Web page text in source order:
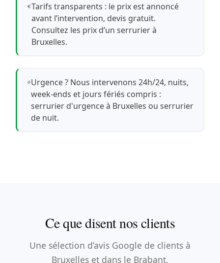
Tarifs transparents : le prix est annoncé
avant l’intervention, devis gratuit.
Consultez les prix d’un serrurier à
Bruxelles.
Urgence ? Nous intervenons 24h/24, nuits,
week-ends et jours fériés compris :
serrurier d'urgence à Bruxelles ouserrurier
de nuit.
Ce que disent nos clients
Une sélection d’avis Google de clients à
Bruxelles et dans le Brabant.